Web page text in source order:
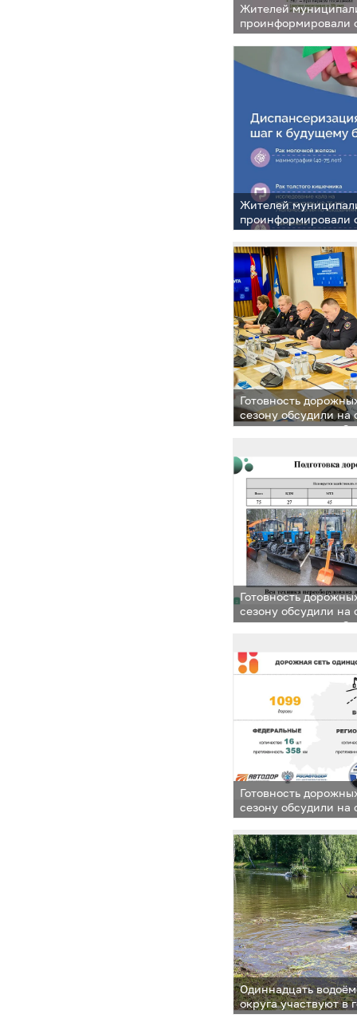
Жителей
проинформировали
своевременного
диспансеризации
Жителей
проинформировали
своевременного
диспансеризации
Готовность
сезону обсудили
в администрации
Готовность
сезону обсудили
в администрации
Готовность
сезону обсудили
в администрации
Одиннадцать
округа участвуют в